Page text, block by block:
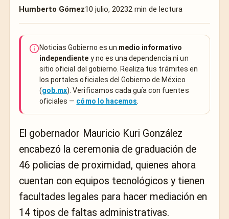
Humberto Gómez10 julio, 20232 min de lectura
Noticias Gobierno es un medio informativo
independiente y no es una dependencia ni un
sitio oficial del gobierno. Realiza tus trámites en
los portales oficiales del Gobierno de México
(gob.mx). Verificamos cada guía con fuentes
oficiales — cómo lo hacemos
El gobernador Mauricio Kuri González
encabezó la ceremonia de graduación de
46 policías de proximidad, quienes ahora
cuentan con equipos tecnológicos y tienen
facultades legales para hacer mediación en
14 tipos de faltas administrativas.